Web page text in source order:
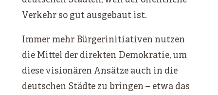
Verkehr so gut ausgebaut ist.
Immer mehr Bürgerinitiativen nutzen
die Mittel der direkten Demokratie, um
diese visionären Ansätze auch in die
deutschen Städte zu bringen – etwa das